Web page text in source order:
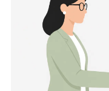
der Entrümpler, den
Was kostet die
Wohnung in
Für eine
die Kosten in
Schnitt rund 30,8 €
(Etage, Aufzug),